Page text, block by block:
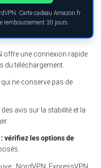
Carte cadeau Amazon.fr
remboursement 30 jours.
offre une connexion rapide
du téléchargement.
ne conserve pas de
avis sur la stabilité et la
vérifiez les options de
: NordVPN, ExpressVPN,